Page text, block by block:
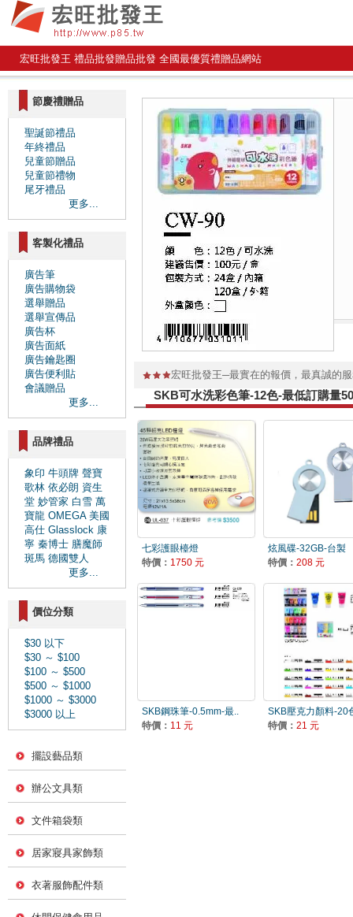
宏旺批發王 禮品批發贈品批發 全國最優質禮贈品網站
節慶禮贈品
聖誕節禮品
年終禮品
兒童節贈品
兒童節禮物
尾牙禮品
更多...
客製化禮品
廣告筆
廣告購物袋
選舉贈品
選舉宣傳品
廣告杯
廣告面紙
廣告鑰匙圈
廣告便利貼
會議贈品
更多...
品牌禮品
象印 牛頭牌 聲寶
歌林 依必朗 資生
堂 妙管家 白雪 萬
寶龍 OMEGA 美國
高仕 Glasslock 康
寧 秦博士 膳魔師
斑馬 德國雙人
更多...
價位分類
$30 以下
$30 ～ $100
$100 ～ $500
$500 ～ $1000
$1000 ～ $3000
$3000 以上
擺設藝品類
辦公文具類
文件箱袋類
居家寢具家飾類
衣著服飾配件類
宏旺批發王─最實在的報價，最真誠的
SKB可水洗彩色筆-12色-最低訂購量
七彩護眼檯燈
特價： 1750 元
炫風碟-32GB-台製
特價： 208 元
SKB鋼珠筆-0.5mm-最..
特價： 11 元
SKB壓克力顏料-20
特價： 21 元